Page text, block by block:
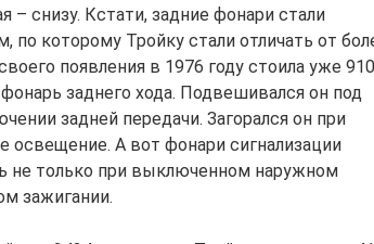
– снизу. Кстати, задние фонари стали
которому Тройку стали отличать от
появления в 1976 году стоила уже
заднего хода. Подвешивался он под
задней передачи. Загорался он при
освещение. А вот фонари сигнализации
не только при выключенном наружном
зажигании.